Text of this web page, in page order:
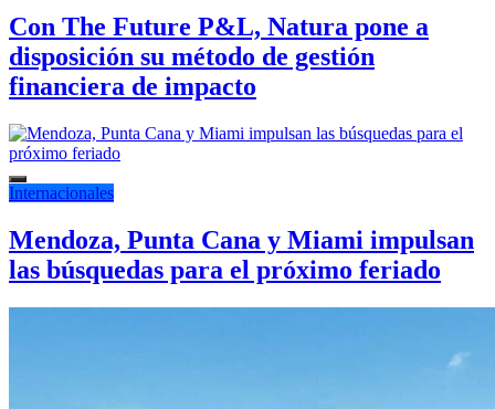
Con The Future P&L, Natura pone a
disposición su método de gestión
financiera de impacto
Internacionales
Mendoza, Punta Cana y Miami impulsan
las búsquedas para el próximo feriado